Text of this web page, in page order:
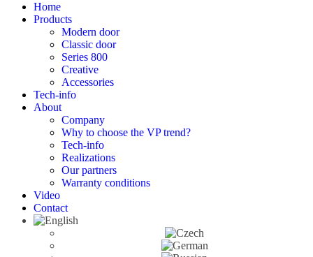
Home
Products
Modern door
Classic door
Series 800
Creative
Accessories
Tech-info
About
Company
Why to choose the VP trend?
Tech-info
Realizations
Our partners
Warranty conditions
Video
Contact